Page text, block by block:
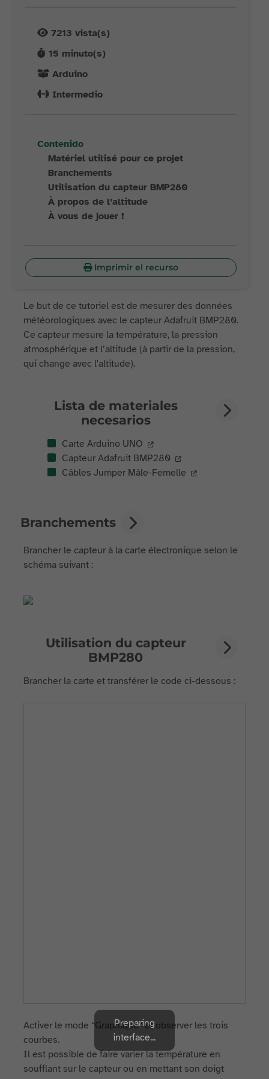
7213 vista(s)
15 minuto(s)
Arduino
Intermedio
Contenido
Matériel utilisé pour ce projet
Branchements
Utilisation du capteur BMP280
À propos de l’altitude
À vous de jouer !
Imprimir el recurso
Le but de ce tutoriel est de mesurer des données
météorologiques avec le capteur Adafruit BMP280.
Ce capteur mesure la température, la pression
atmosphérique et l’altitude (à partir de la pression,
qui change avec l'altitude).
Lista de materiales
necesarios
Carte Arduino UNO
Capteur Adafruit BMP280
Câbles Jumper Mâle-Femelle
Branchements
Brancher le capteur à la carte électronique selon le
schéma suivant :
Utilisation du capteur
BMP280
Brancher la carte et transférer le code ci-dessous :
Activer le mode “Graphique” et observer les trois
courbes.
Il est possible de faire varier la température en
soufflant sur le capteur ou en mettant son doigt
Preparing
interface...